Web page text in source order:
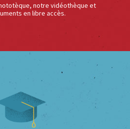
notre vidéothèque et
en libre accès.